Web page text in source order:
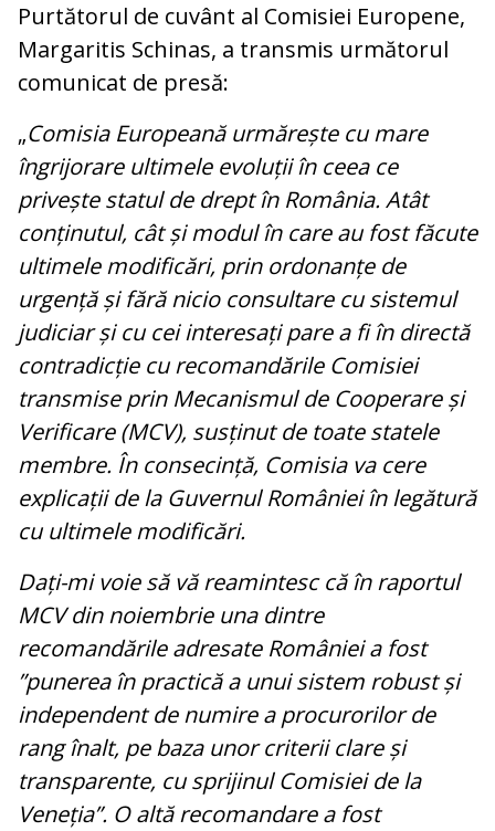
Purtătorul de cuvânt al Comisiei Europene,
Margaritis Schinas, a transmis următorul
comunicat de presă:
„Comisia Europeană urmărește cu mare
îngrijorare ultimele evoluții în ceea ce
privește statul de drept în România. Atât
conținutul, cât și modul în care au fost făcute
ultimele modificări, prin ordonanțe de
urgență și fără nicio consultare cu sistemul
judiciar și cu cei interesați pare a fi în directă
contradicție cu recomandările Comisiei
transmise prin Mecanismul de Cooperare și
Verificare (MCV), susținut de toate statele
membre. În consecință, Comisia va cere
explicații de la Guvernul României în legătură
cu ultimele modificări.
Dați-mi voie să vă reamintesc că în raportul
MCV din noiembrie una dintre
recomandările adresate României a fost
”punerea în practică a unui sistem robust și
independent de numire a procurorilor de
rang înalt, pe baza unor criterii clare și
transparente, cu sprijinul Comisiei de la
Veneția”. O altă recomandare a fost